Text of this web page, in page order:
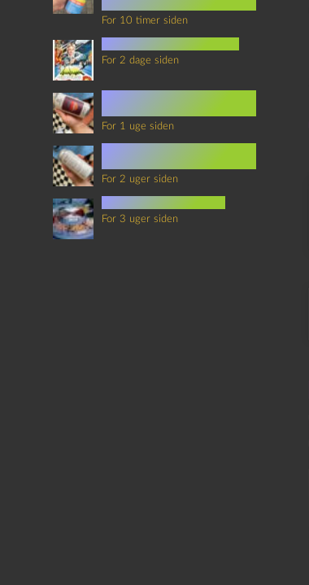
For 10 timer siden
For 2 dage siden
For 1 uge siden
For 2 uger siden
For 3 uger siden